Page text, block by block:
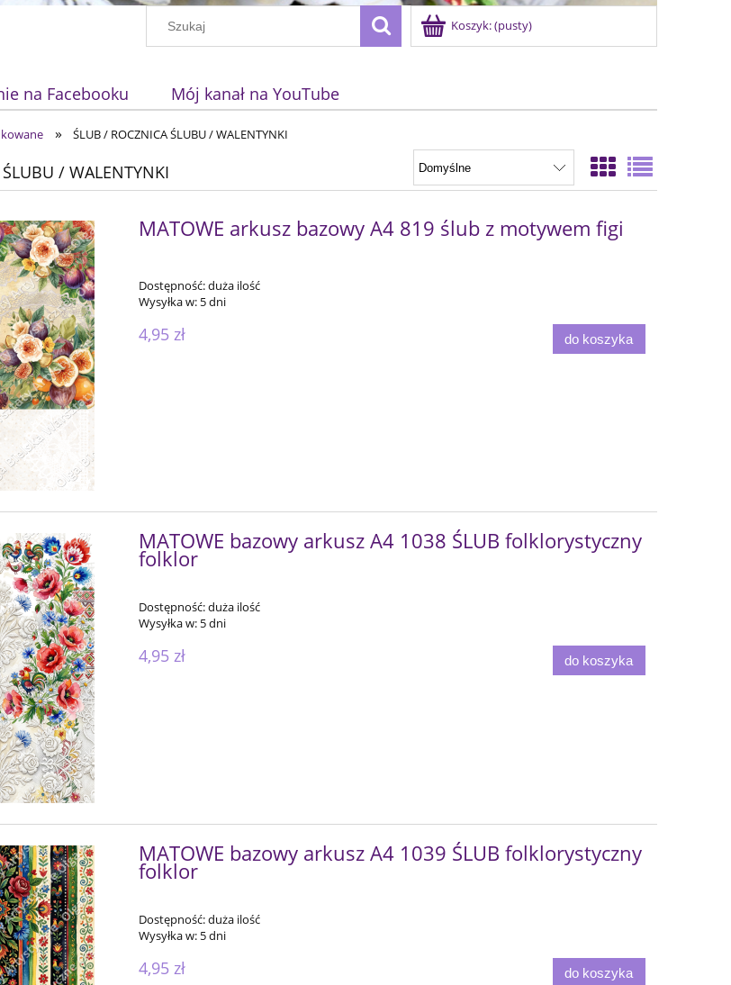
Koszyk:(pusty)
na Facebooku Mój kanał na YouTube
» ŚLUB / ROCZNICA ŚLUBU / WALENTYNKI
/ WALENTYNKI
MATOWE arkusz bazowy A4 819 ślub z motywem figi
Dostępność:duża ilość
Wysyłka w: 5 dni
4,95 zł do koszyka
MATOWE bazowy arkusz A4 1038 ŚLUB folklorystyczny
folklor
Dostępność:duża ilość
Wysyłka w: 5 dni
4,95 zł do koszyka
MATOWE bazowy arkusz A4 1039 ŚLUB folklorystyczny
folklor
Dostępność:duża ilość
Wysyłka w: 5 dni
4,95 zł do koszyka